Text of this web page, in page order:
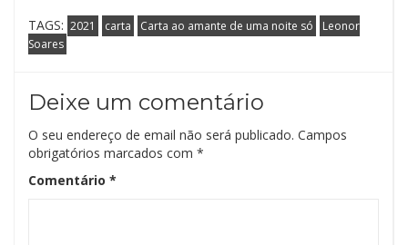
TAGS: 2021 carta Carta ao amante de uma noite só
Leonor
Soares
Deixe um comentário
O seu endereço de email não será publicado. Campos
obrigatórios marcados com *
Comentário *